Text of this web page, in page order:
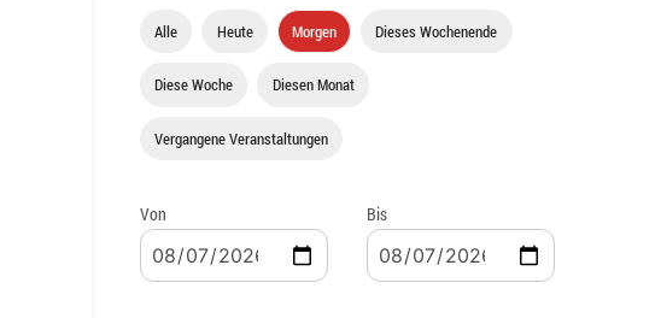
Alle Heute Morgen Dieses Wochenende
Diese Woche Diesen Monat
Vergangene Veranstaltungen
Von Bis